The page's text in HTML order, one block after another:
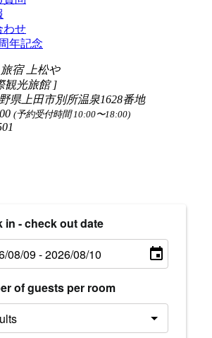
わせ
年記念
宿 上松や
観光旅館 ]
県上田市別所温泉1628番地
(予約受付時間 10:00〜18:00)
in - check out date
of guests per room